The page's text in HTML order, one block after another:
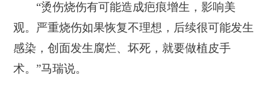
“烫伤烧伤有可能造成疤痕增生，影响美
观。严重烧伤如果恢复不理想，后续很可能发生
感染，创面发生腐烂、坏死，就要做植皮手
术。”马瑞说。